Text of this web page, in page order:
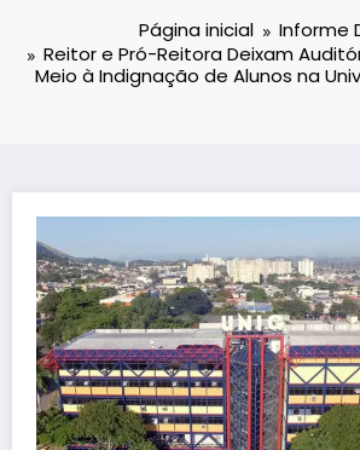
Página inicial
Informe
Reitor e Pró-Reitora Deixam
Meio à Indignação de Alunos na